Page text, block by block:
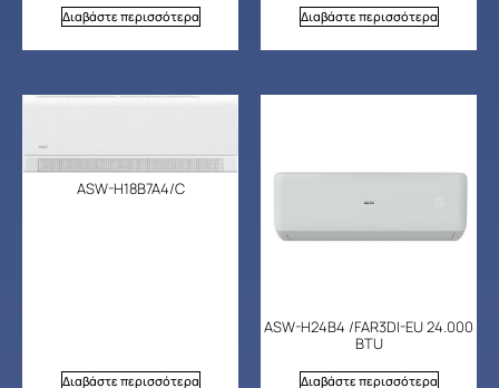
Διαβάστε περισσότερα Διαβάστε περισσότερα
ASW-H18B7A4/C
Διαβάστε περισσότερα
ASW-H24B4 /FAR3DI-EU 24.000
BTU
Διαβάστε περισσότερα